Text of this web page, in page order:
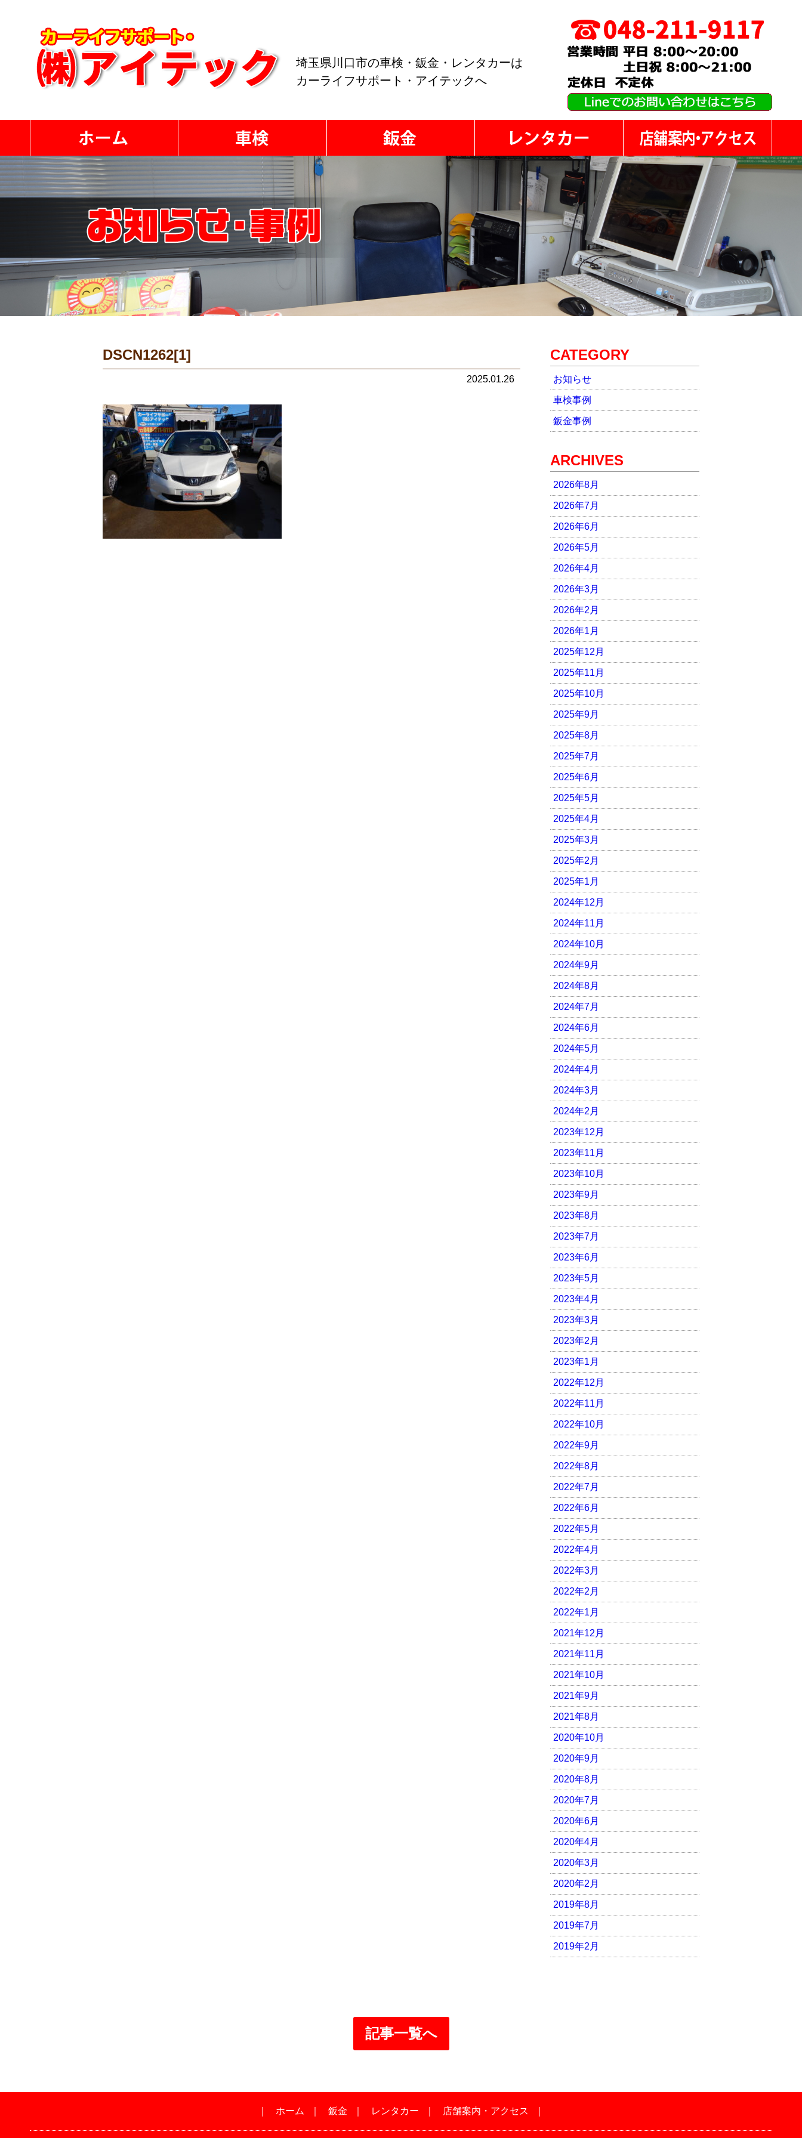
埼玉県川口市の車検・鈑金・レンタカーは
カーライフサポート・アイテックへ
DSCN1262[1]
2025.01.26
CATEGORY
お知らせ
車検事例
鈑金事例
ARCHIVES
2026年8月
2026年7月
2026年6月
2026年5月
2026年4月
2026年3月
2026年2月
2026年1月
2025年12月
2025年11月
2025年10月
2025年9月
2025年8月
2025年7月
2025年6月
2025年5月
2025年4月
2025年3月
2025年2月
2025年1月
2024年12月
2024年11月
2024年10月
2024年9月
2024年8月
2024年7月
2024年6月
2024年5月
2024年4月
2024年3月
2024年2月
2023年12月
2023年11月
2023年10月
2023年9月
2023年8月
2023年7月
2023年6月
2023年5月
2023年4月
2023年3月
2023年2月
2023年1月
2022年12月
2022年11月
2022年10月
2022年9月
2022年8月
2022年7月
2022年6月
2022年5月
2022年4月
2022年3月
2022年2月
2022年1月
2021年12月
2021年11月
2021年10月
2021年9月
2021年8月
2020年10月
2020年9月
2020年8月
2020年7月
2020年6月
2020年4月
2020年3月
2020年2月
2019年8月
2019年7月
2019年2月
記事一覧へ
ホーム 鈑金 レンタカー 店舗案内・アクセス